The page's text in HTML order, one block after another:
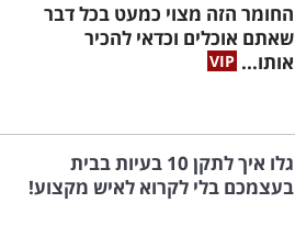
החומר הזה מצוי כמעט בכל דבר
שאתם אוכלים וכדאי להכיר
אותו...
גלו איך לתקן 10 בעיות בבית
בעצמכם בלי לקרוא לאיש מקצוע!